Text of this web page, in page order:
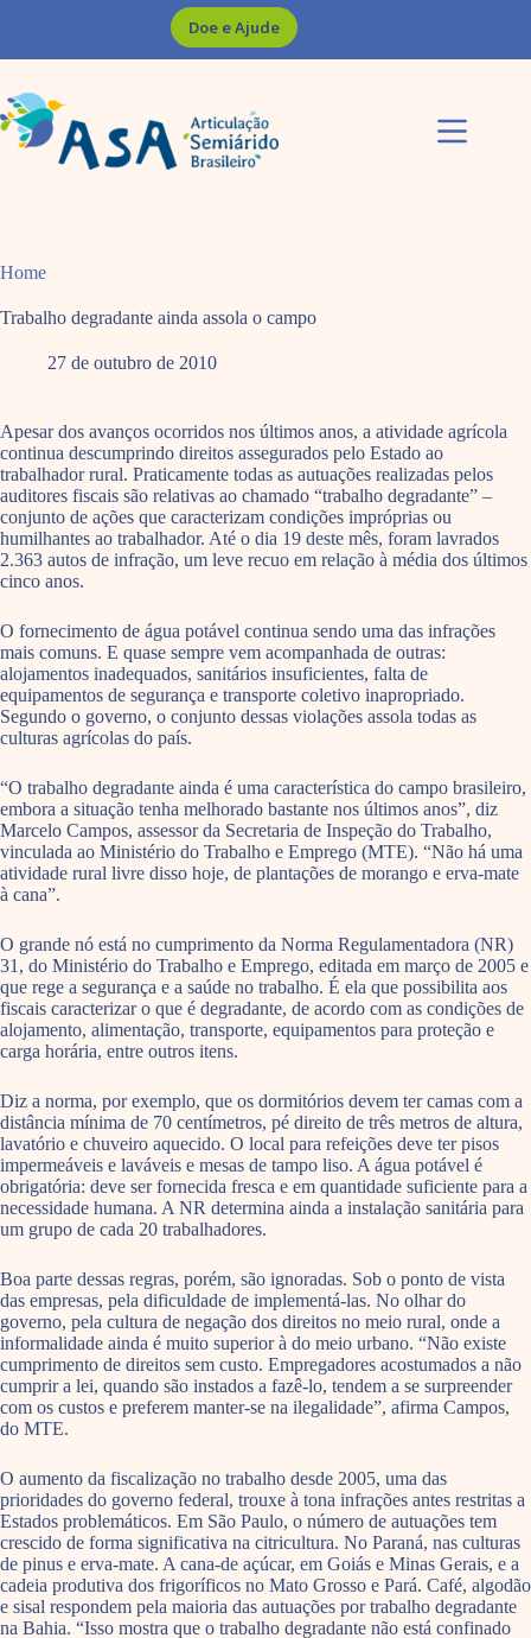
Doe e Ajude
Home
Trabalho degradante ainda assola o campo
27 de outubro de 2010
Apesar dos avanços ocorridos nos últimos anos, a atividade agrícola
continua descumprindo direitos assegurados pelo Estado ao
trabalhador rural. Praticamente todas as autuações realizadas pelos
auditores fiscais são relativas ao chamado “trabalho degradante” –
conjunto de ações que caracterizam condições impróprias ou
humilhantes ao trabalhador. Até o dia 19 deste mês, foram lavrados
2.363 autos de infração, um leve recuo em relação à média dos últimos
cinco anos.
O fornecimento de água potável continua sendo uma das infrações
mais comuns. E quase sempre vem acompanhada de outras:
alojamentos inadequados, sanitários insuficientes, falta de
equipamentos de segurança e transporte coletivo inapropriado.
Segundo o governo, o conjunto dessas violações assola todas as
culturas agrícolas do país.
“O trabalho degradante ainda é uma característica do campo brasileiro,
embora a situação tenha melhorado bastante nos últimos anos”, diz
Marcelo Campos, assessor da Secretaria de Inspeção do Trabalho,
vinculada ao Ministério do Trabalho e Emprego (MTE). “Não há uma
atividade rural livre disso hoje, de plantações de morango e erva-mate
à cana”.
O grande nó está no cumprimento da Norma Regulamentadora (NR)
31, do Ministério do Trabalho e Emprego, editada em março de 2005 e
que rege a segurança e a saúde no trabalho. É ela que possibilita aos
fiscais caracterizar o que é degradante, de acordo com as condições de
alojamento, alimentação, transporte, equipamentos para proteção e
carga horária, entre outros itens.
Diz a norma, por exemplo, que os dormitórios devem ter camas com a
distância mínima de 70 centímetros, pé direito de três metros de altura,
lavatório e chuveiro aquecido. O local para refeições deve ter pisos
impermeáveis e laváveis e mesas de tampo liso. A água potável é
obrigatória: deve ser fornecida fresca e em quantidade suficiente para a
necessidade humana. A NR determina ainda a instalação sanitária para
um grupo de cada 20 trabalhadores.
Boa parte dessas regras, porém, são ignoradas. Sob o ponto de vista
das empresas, pela dificuldade de implementá-las. No olhar do
governo, pela cultura de negação dos direitos no meio rural, onde a
informalidade ainda é muito superior à do meio urbano. “Não existe
cumprimento de direitos sem custo. Empregadores acostumados a não
cumprir a lei, quando são instados a fazê-lo, tendem a se surpreender
com os custos e preferem manter-se na ilegalidade”, afirma Campos,
do MTE.
O aumento da fiscalização no trabalho desde 2005, uma das
prioridades do governo federal, trouxe à tona infrações antes restritas a
Estados problemáticos. Em São Paulo, o número de autuações tem
crescido de forma significativa na citricultura. No Paraná, nas culturas
de pinus e erva-mate. A cana-de açúcar, em Goiás e Minas Gerais, e a
cadeia produtiva dos frigoríficos no Mato Grosso e Pará. Café, algodão
e sisal respondem pela maioria das autuações por trabalho degradante
na Bahia. “Isso mostra que o trabalho degradante não está confinado